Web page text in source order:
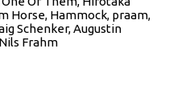
Horse, Hammock, praam,
Schenker, Augustin
Frahm